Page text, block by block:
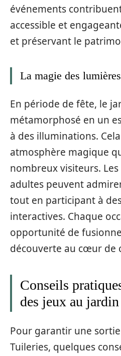
événements
accessible et
et préservant le
La magie des
En période de fête, le
métamorphosé en un
à des illuminations.
atmosphère magique
nombreux visiteurs.
adultes peuvent
tout en participant à
interactives. Chaque
opportunité de
découverte au cœur de
Conseils
des jeux au
Pour garantir une
Tuileries, quelques